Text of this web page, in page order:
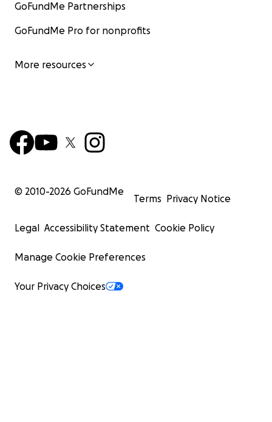
GoFundMe Partnerships
GoFundMe Pro for nonprofits
More resources
© 2010-2026 GoFundMe
Terms Privacy Notice
Legal Accessibility Statement Cookie Policy
Manage Cookie Preferences
Your Privacy Choices